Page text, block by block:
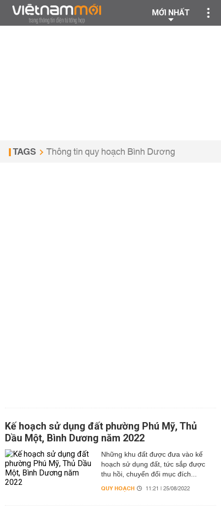
MỚI NHẤT
TAGS Thông tin quy hoạch Bình Dương
Kế hoạch sử dụng đất phường Phú Mỹ, Thủ
Dầu Một, Bình Dương năm 2022
Những khu đất được đưa vào kế
hoạch sử dụng đất, tức sắp được
thu hồi, chuyển đổi mục đích...
QUY HOẠCH 11:21 | 25/08/2022